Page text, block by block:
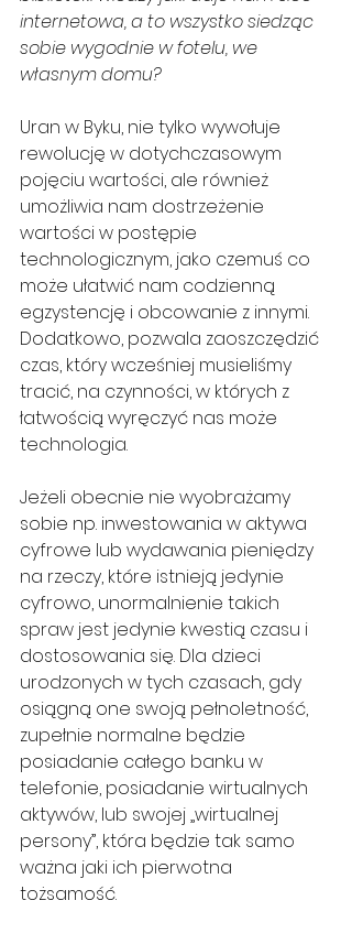
internetowa, a to wszystko siedząc
sobie wygodnie w fotelu, we
własnym domu?
Uran w Byku, nie tylko wywołuje
rewolucję w dotychczasowym
pojęciu wartości, ale również
umożliwia nam dostrzeżenie
wartości w postępie
technologicznym, jako czemuś co
może ułatwić nam codzienną
egzystencję i obcowanie z innymi.
Dodatkowo, pozwala zaoszczędzić
czas, który wcześniej musieliśmy
tracić, na czynności, w których z
łatwością wyręczyć nas może
technologia.
Jeżeli obecnie nie wyobrażamy
sobie np. inwestowania w aktywa
cyfrowe lub wydawania pieniędzy
na rzeczy, które istnieją jedynie
cyfrowo, unormalnienie takich
spraw jest jedynie kwestią czasu i
dostosowania się. Dla dzieci
urodzonych w tych czasach, gdy
osiągną one swoją pełnoletność,
zupełnie normalne będzie
posiadanie całego banku w
telefonie, posiadanie wirtualnych
aktywów, lub swojej „wirtualnej
persony”, która będzie tak samo
ważna jaki ich pierwotna
tożsamość.